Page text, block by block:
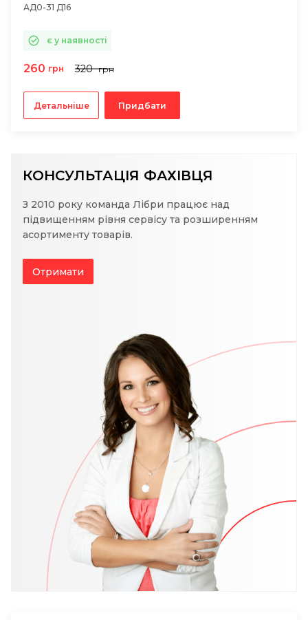
АД0-31 Д16
є у наявності
260 грн 320 грн
Детальніше Придбати
КОНСУЛЬТАЦІЯ ФАХІВЦЯ
З 2010 року команда Лібри працює над
підвищенням рівня сервісу та розширенням
асортименту товарів.
Отримати